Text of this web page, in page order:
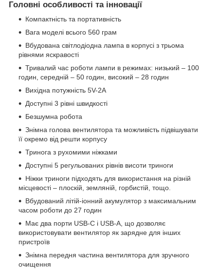
Головні особливості та інновації
Компактність та портативність
Вага моделі всього 560 грам
Вбудована світлодіодна лампа в корпусі з трьома
рівнями яскравості
Тривалий час роботи лампи в режимах: низький – 100
годин, середній – 50 годин, високий – 28 годин
Вихідна потужність 5V-2A
Доступні 3 рівні швидкості
Безшумна робота
Знімна голова вентилятора та можливість підвішувати
її окремо від решти корпусу
Тринога з рухомими ніжками
Доступні 5 регульованих рівнів висоти триноги
Ніжки триноги підходять для використання на різній
місцевості – плоскій, земляній, горбистій, тощо.
Вбудований літій-іонний акумулятор з максимальним
часом роботи до 27 годин
Має два порти USB-C і USB-A, що дозволяє
використовувати вентилятор як зарядне для інших
пристроїв
Знімна передня частина вентилятора для зручного
очищення